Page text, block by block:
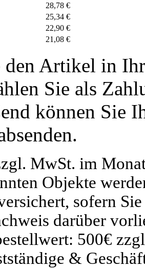
28,78 €
25,34 €
22,90 €
21,08 €
den Artikel in
Sie als
können Sie
MwSt. im
Objekte
sofern
darüber
500€
&